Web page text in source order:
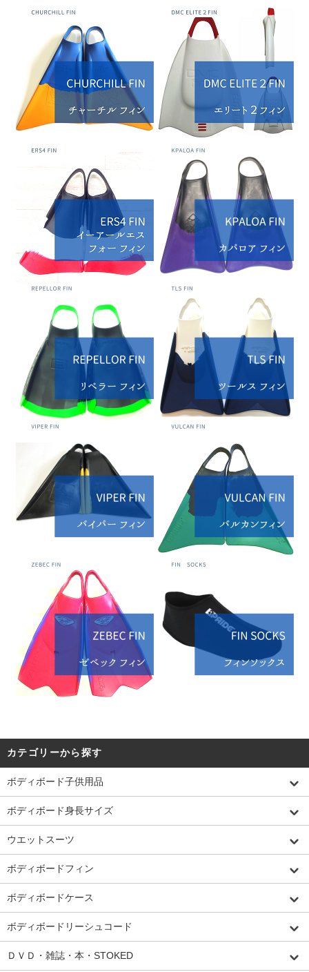
カテゴリーから探す
ボディボード子供用品
ボディボード身長サイズ
ウエットスーツ
ボディボードフィン
ボディボードケース
ボディボードリーシュコード
ＤＶＤ・雑誌・本・STOKED